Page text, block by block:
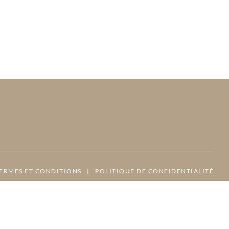
ET CONDITIONS | POLITIQUE DE CONFIDENTIALITÉ